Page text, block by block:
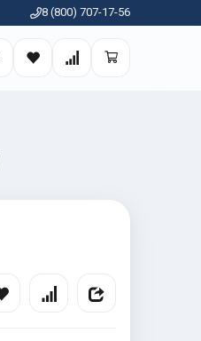
8 (800) 707-17-56